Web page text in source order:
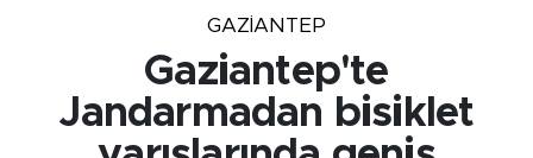
GAZIANTEP
Gaziantep'te
Jandarmadan bisiklet
Son Dakika Haberleri